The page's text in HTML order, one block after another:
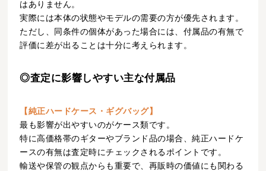
はありません。
実際には本体の状態やモデルの需要の方が優先されます。
ただし、同条件の個体があった場合には、付属品の有無で
評価に差が出ることは十分に考えられます。
◎査定に影響しやすい主な付属品
【純正ハードケース・ギグバッグ】
最も影響が出やすいのがケース類です。
特に高価格帯のギターやブランド品の場合、純正ハードケ
ースの有無は査定時にチェックされるポイントです。
輸送や保管の観点からも重要で、再販時の価値にも関わる